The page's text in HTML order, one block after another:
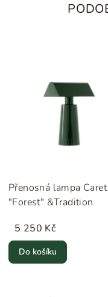
Přenosná lampa
"Forest" &Tradition
5 250 Kč
Do košíku